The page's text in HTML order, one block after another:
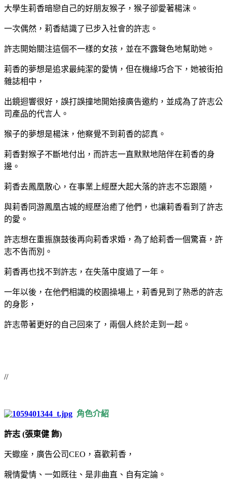
大學生莉香暗戀自己的好朋友猴子，猴子卻愛著楊沫。
一次偶然，莉香結識了已步入社會的許志。
許志開始關注這個不一樣的女孩，並在不露聲色地幫助她。
莉香的夢想是追求最純潔的愛情，但在機緣巧合下，她被街拍
雜誌相中，
出鏡迴響很好，誤打誤撞地開始接廣告邀約，並成為了許志公
司產品的代言人。
猴子的夢想是楊沫，他察覺不到莉香的認真。
莉香對猴子不斷地付出，而許志一直默默地陪伴在莉香的身
邊。
莉香去鳳凰散心，在事業上經歷大起大落的許志不忘跟隨，
與莉香同游鳳凰古城的經歷治癒了他們，也讓莉香看到了許志
的愛。
許志想在重振旗鼓後再向莉香求婚，為了給莉香一個驚喜，許
志不告而別。
莉香再也找不到許志，在失落中度過了一年。
一年以後，在他們相識的校園操場上，莉香見到了熟悉的許志
的身影，
許志帶著更好的自己回來了，兩個人終於走到一起。
//
角色介紹
許志 (張東健 飾)
天蠍座，廣告公司CEO，喜歡莉香，
親情愛情、一如既往、是非曲直、自有定論。